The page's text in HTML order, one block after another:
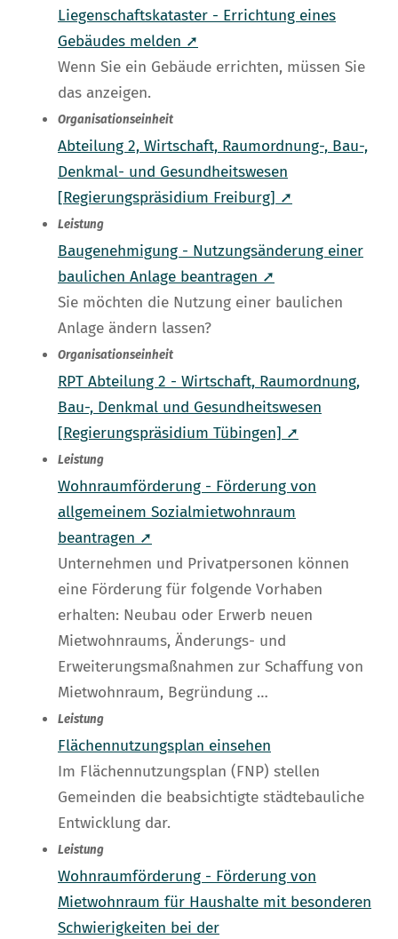
Liegenschaftskataster - Errichtung eines
Gebäudes melden ➚
Wenn Sie ein Gebäude errichten, müssen Sie
das anzeigen.
Organisationseinheit
Abteilung 2, Wirtschaft, Raumordnung-, Bau-,
Denkmal- und Gesundheitswesen
[Regierungspräsidium Freiburg] ➚
Leistung
Baugenehmigung - Nutzungsänderung einer
baulichen Anlage beantragen ➚
Sie möchten die Nutzung einer baulichen
Anlage ändern lassen?
Organisationseinheit
RPT Abteilung 2 - Wirtschaft, Raumordnung,
Bau-, Denkmal und Gesundheitswesen
[Regierungspräsidium Tübingen] ➚
Leistung
Wohnraumförderung - Förderung von
allgemeinem Sozialmietwohnraum
beantragen ➚
Unternehmen und Privatpersonen können
eine Förderung für folgende Vorhaben
erhalten: Neubau oder Erwerb neuen
Mietwohnraums, Änderungs- und
Erweiterungsmaßnahmen zur Schaffung von
Mietwohnraum, Begründung …
Leistung
Flächennutzungsplan einsehen
Im Flächennutzungsplan (FNP) stellen
Gemeinden die beabsichtigte städtebauliche
Entwicklung dar.
Leistung
Wohnraumförderung - Förderung von
Mietwohnraum für Haushalte mit besonderen
Schwierigkeiten bei der